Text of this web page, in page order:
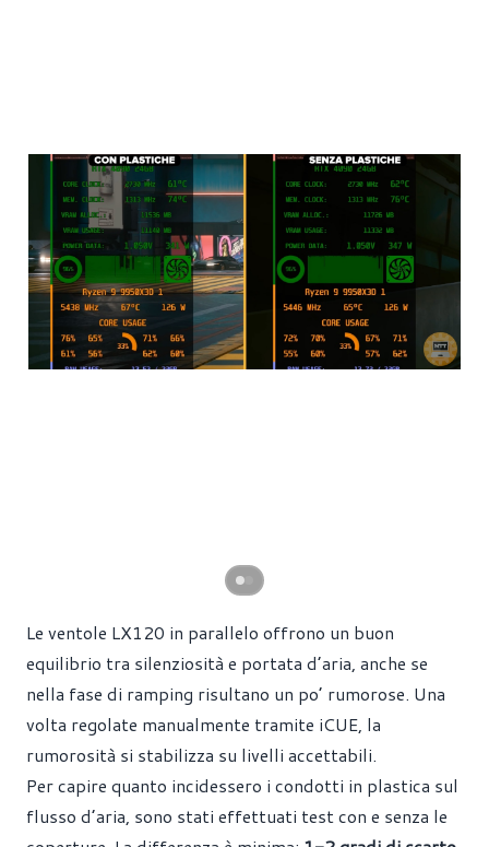
Le ventole LX120 in parallelo offrono un buon
equilibrio tra silenziosità e portata d’aria, anche se
nella fase di ramping risultano un po’ rumorose. Una
volta regolate manualmente tramite iCUE, la
rumorosità si stabilizza su livelli accettabili.
Per capire quanto incidessero i condotti in plastica sul
flusso d’aria, sono stati effettuati test con e senza le